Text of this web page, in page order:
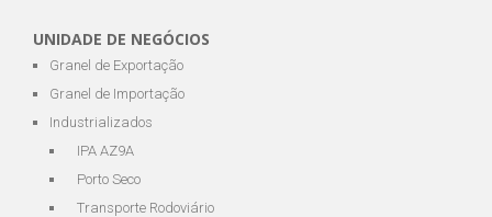
UNIDADE DE NEGÓCIOS
Granel de Exportação
Granel de Importação
Industrializados
IPA AZ9A
Porto Seco
Transporte Rodoviário